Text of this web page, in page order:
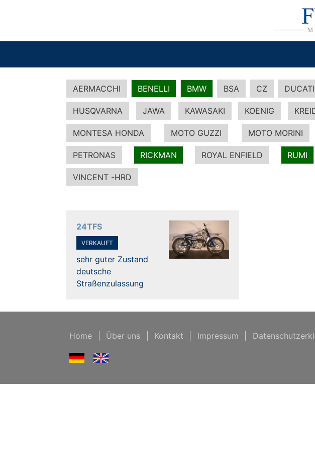
AERMACCHI BENELLI BMW BSA CZ DUCATI
HUSQVARNA JAWA KAWASAKI KOENIG
MONTESA HONDA MOTO GUZZI MOTO MORINI
PETRONAS RICKMAN ROYAL ENFIELD RUMI
VINCENT -HRD
24TFS
VERKAUFT
sehr guter Zustand
deutsche
Straßenzulassung
Home Über uns Kontakt Impressum